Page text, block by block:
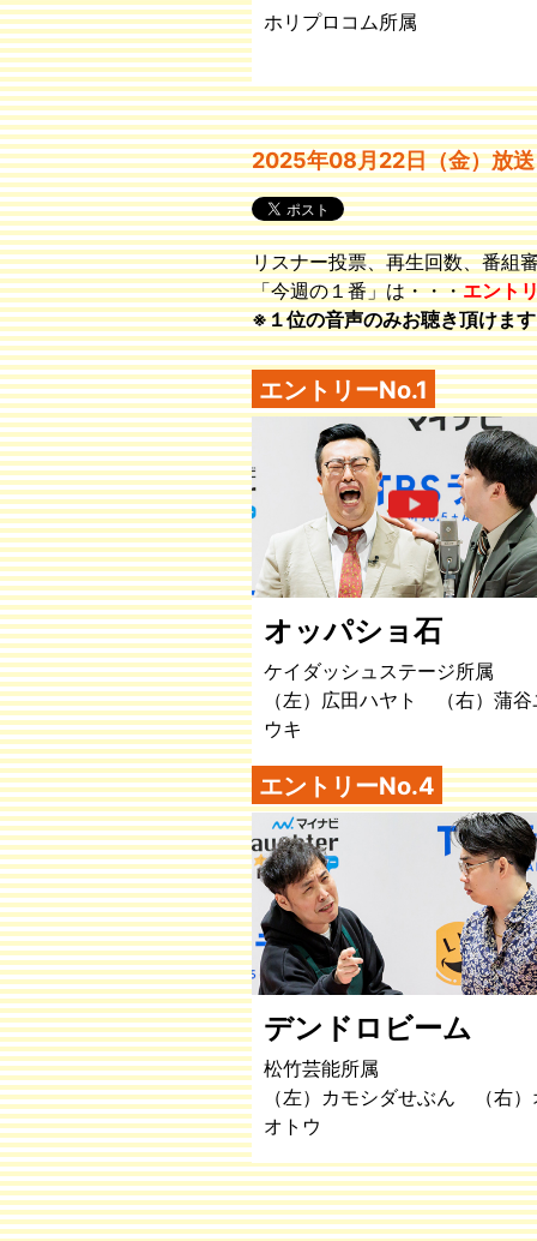
ホリプロコム所属
2025年08月22日（金）放送
リスナー投票、再生回数、番組
「今週の１番」は・・・エント
※１位の音声のみお聴き頂けます
エントリーNo.1
オッパショ石
ケイダッシュステージ所属
（左）広田ハヤト （右）蒲谷
ウキ
エントリーNo.4
デンドロビーム
松竹芸能所属
（左）カモシダせぶん （右）
オトウ